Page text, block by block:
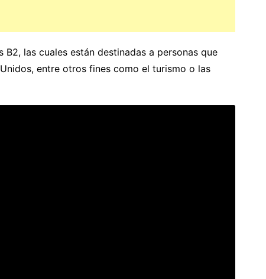
las cuales están destinadas a personas que
entre otros fines como el turismo o las